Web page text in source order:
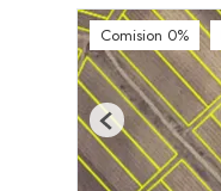
Comision 0%
Previous